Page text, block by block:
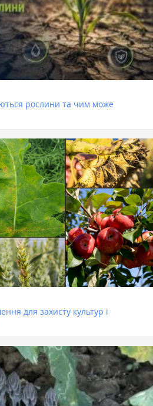
рослини та чим може
для захисту культур і